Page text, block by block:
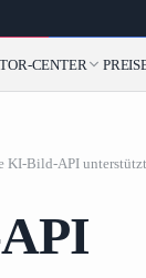
CENTER